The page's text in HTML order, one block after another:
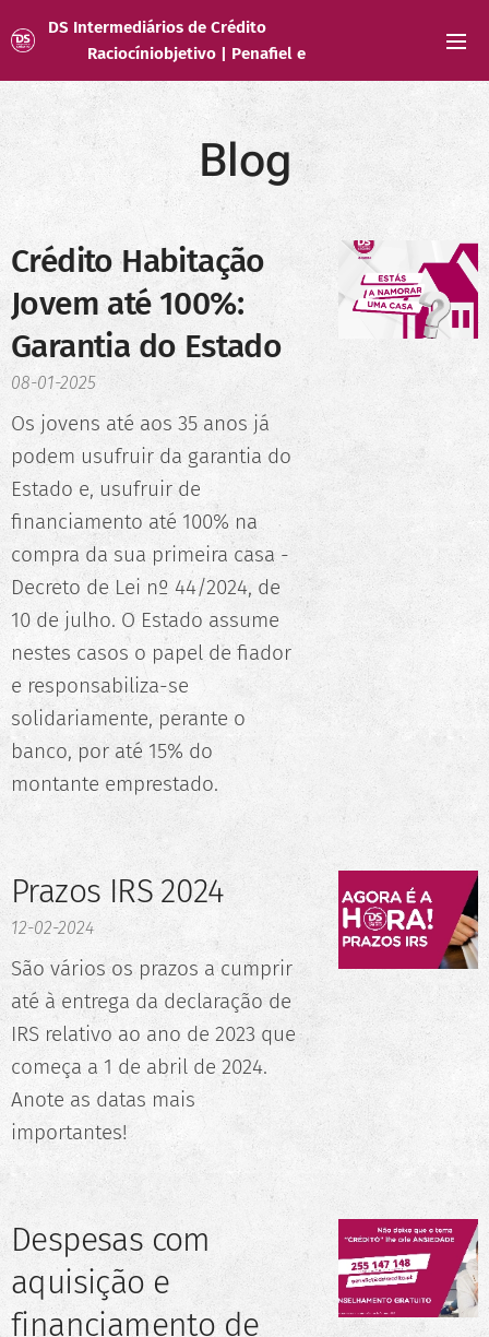
DS Intermediários de Crédito
Raciocíniobjetivo | Penafiel e
Gandra
Blog
Crédito Habitação
Jovem até 100%:
Garantia do Estado
08-01-2025
Os jovens até aos 35 anos já
podem usufruir da garantia do
Estado e, usufruir de
financiamento até 100% na
compra da sua primeira casa -
Decreto de Lei nº 44/2024, de
10 de julho. O Estado assume
nestes casos o papel de fiador
e responsabiliza-se
solidariamente, perante o
banco, por até 15% do
montante emprestado.
Prazos IRS 2024
12-02-2024
São vários os prazos a cumprir
até à entrega da declaração de
IRS relativo ao ano de 2023 que
começa a 1 de abril de 2024.
Anote as datas mais
importantes!
Despesas com
aquisição e
financiamento de